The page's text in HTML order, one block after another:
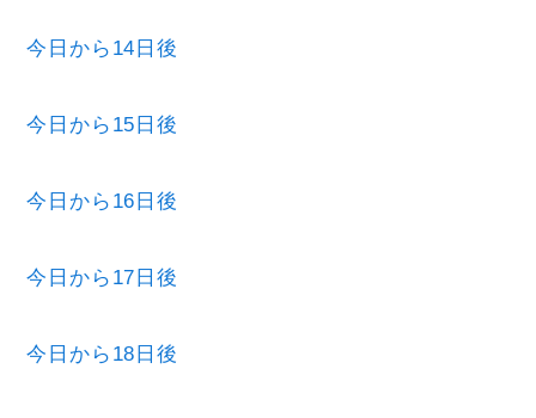
今日から14日後
今日から15日後
今日から16日後
今日から17日後
今日から18日後